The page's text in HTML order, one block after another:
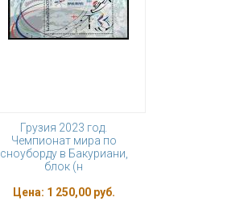
Грузия 2023 год.
Чемпионат мира по
сноуборду в Бакуриани,
блок (н
Цена: 1 250,00 руб.